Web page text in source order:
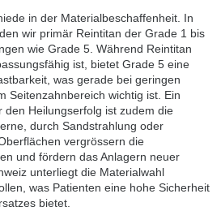
in der Materialbeschaffenheit. In
wir primär Reintitan der Grade 1 bis
wie Grade 5. Während Reintitan
ist, bietet Grade 5 eine
was gerade bei geringen
Seitenzahnbereich wichtig ist. Ein
Heilungserfolg ist zudem die
durch Sandstrahlung oder
vergrössern die
und fördern das Anlagern neuer
unterliegt die Materialwahl
was Patienten eine hohe Sicherheit
bietet.